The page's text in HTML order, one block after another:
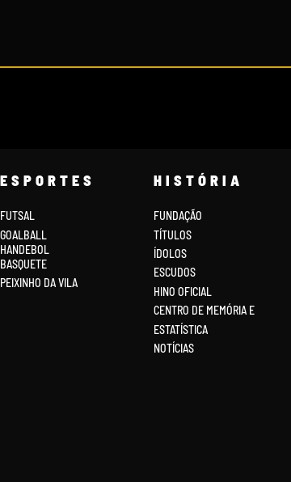
ESPORTES
FUTSAL
GOALBALL
HANDEBOL
BASQUETE
PEIXINHO DA VILA
HISTÓRIA
FUNDAÇÃO
TÍTULOS
ÍDOLOS
ESCUDOS
HINO OFICIAL
CENTRO DE MEMÓRIA E
ESTATÍSTICA
NOTÍCIAS